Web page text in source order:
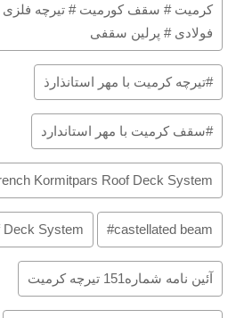
کرمیت # سقف کورمیت # تیرچه فلزی
فولادی # پرلین سقفی
#تیرچه کرمیت با مهر استانذارذ
#سقف کرمیت با مهر استاندارد
Kormitpars Roof Deck System
castellated beam#
Deck System
آئین نامه شماره151 تیرچه کرمیت